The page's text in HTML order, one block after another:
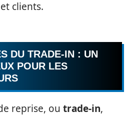
clients.
DU TRADE-IN : UN
POUR LES
reprise, ou trade-in,